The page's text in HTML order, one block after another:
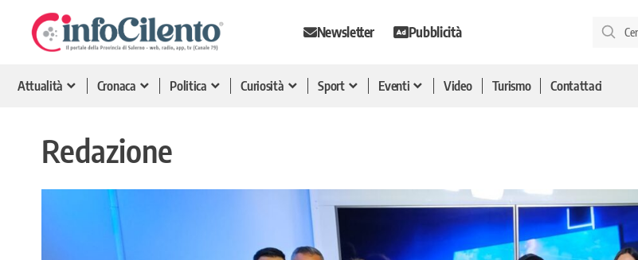
Newsletter Pubblicità
Attualità Cronaca Politica Curiosità Sport Eventi Video Turismo Contattaci
Redazione